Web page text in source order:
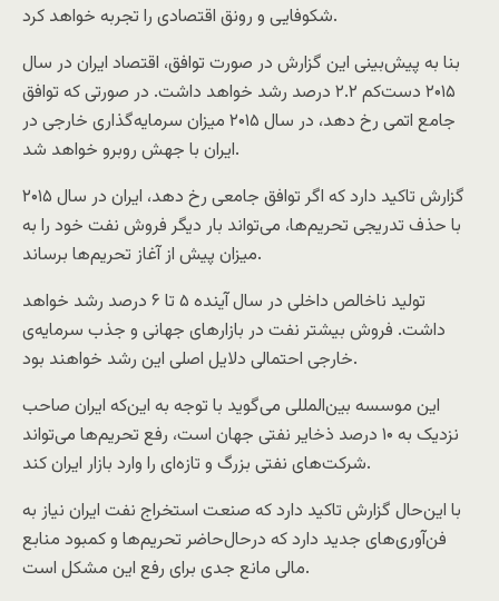
شکوفایی و رونق اقتصادی را تجربه خواهد کرد.
بنا به پیش‌بینی این گزارش در صورت توافق، اقتصاد ایران در سال
۲۰۱۵ دست‌کم ۲.۲ درصد رشد خواهد داشت. در صورتی که توافق
جامع اتمی رخ دهد، در سال ۲۰۱۵ میزان سرمایه‌گذاری خارجی در
ایران با جهش روبرو خواهد شد.
گزارش تاکید دارد که اگر توافق جامعی رخ دهد، ایران در سال ۲۰۱۵
با حذف تدریجی تحریم‌ها، می‌تواند بار دیگر فروش نفت خود را به
میزان پیش از آغاز تحریم‌ها برساند.
تولید ناخالص داخلی در سال آینده ۵ تا ۶ درصد رشد خواهد
داشت. فروش بیشتر نفت در بازارهای جهانی و جذب سرمایه‌ی
خارجی احتمالی دلایل اصلی این رشد خواهند بود.
این موسسه بین‌المللی می‌گوید با توجه به این‌که ایران صاحب
نزدیک به ۱۰ درصد ذخایر نفتی جهان است، رفع تحریم‌ها می‌تواند
شرکت‌های نفتی بزرگ و تازه‌ای را وارد بازار ایران کند.
با این‌حال گزارش تاکید دارد که صنعت استخراج نفت ایران نیاز به
فن‌آوری‌های جدید دارد که درحال‌حاضر تحریم‌ها و کمبود منابع
مالی مانع جدی برای رفع این مشکل است.